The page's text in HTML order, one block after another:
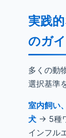
実践
のガ
多くの動
選択基準
室内飼い
犬 → 5種
インフル